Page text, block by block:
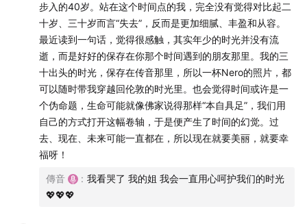
从20+到30+，对美的观念也发生了改变
是时候找回自己的表达欲和创造力了！
1:01:51回珍遇到过的人生彩蛋事件
1:06:23 随着年龄增长，希望自己眼睛亮亮的，越来越漂亮
本期 bgm：
Doce Bahia (Instrumental Version) - Clara Mendes
步入的40岁。站在这个时间点的我，完全没有觉得对比起二
十岁、三十岁而言“失去”，反而是更加细腻、丰盈和从容。
最近读到一句话，觉得很感触，其实年少的时光并没有流
逝，而是好好的保存在你那个时间遇到的朋友那里。我的三
十出头的时光，保存在传音那里，所以一杯Nero的照片，都
可以随时带我穿越回伦敦的时光里。也会觉得时间或许是一
个伪命题，生命可能就像佛家说得那样“本自具足”，我们用
自己的方式打开这幅卷轴，于是便产生了时间的幻觉。过
去、现在、未来可能一直都在，所以现在就要美丽，就要幸
福呀！
傳音 : 我看哭了 我的姐 我会一直用心呵护我们的时光
💖💖💖